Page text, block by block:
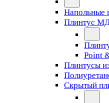
Напольные
Плинтус
Point
Плинтусы
Скрытый